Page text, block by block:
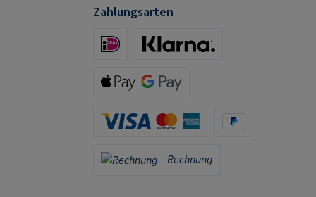
Zahlungsarten
Rechnung
Rechnung